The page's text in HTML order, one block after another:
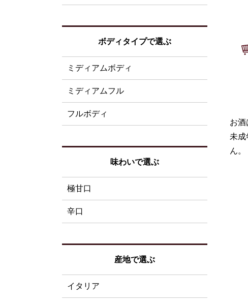
お酒
未
ん。
ボディタイプで選ぶ
ミディアムボディ
ミディアムフル
フルボディ
味わいで選ぶ
極甘口
辛口
産地で選ぶ
イタリア